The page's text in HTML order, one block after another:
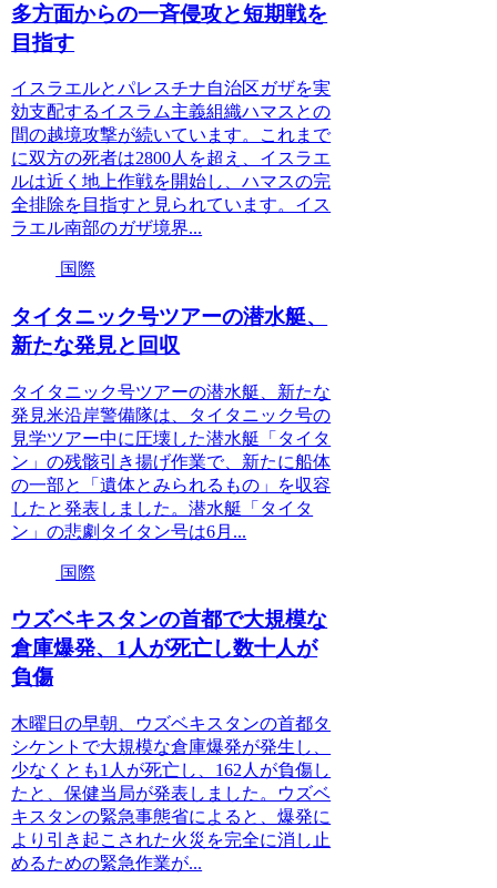
多方面からの一斉侵攻と短期戦を
目指す
イスラエルとパレスチナ自治区ガザを実
効支配するイスラム主義組織ハマスとの
間の越境攻撃が続いています。これまで
に双方の死者は2800人を超え、イスラエ
ルは近く地上作戦を開始し、ハマスの完
全排除を目指すと見られています。イス
ラエル南部のガザ境界...
国際
タイタニック号ツアーの潜水艇、
新たな発見と回収
タイタニック号ツアーの潜水艇、新たな
発見米沿岸警備隊は、タイタニック号の
見学ツアー中に圧壊した潜水艇「タイタ
ン」の残骸引き揚げ作業で、新たに船体
の一部と「遺体とみられるもの」を収容
したと発表しました。潜水艇「タイタ
ン」の悲劇タイタン号は6月...
国際
ウズベキスタンの首都で大規模な
倉庫爆発、1人が死亡し数十人が
負傷
木曜日の早朝、ウズベキスタンの首都タ
シケントで大規模な倉庫爆発が発生し、
少なくとも1人が死亡し、162人が負傷し
たと、保健当局が発表しました。ウズベ
キスタンの緊急事態省によると、爆発に
より引き起こされた火災を完全に消し止
めるための緊急作業が...